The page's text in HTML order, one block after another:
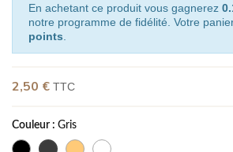
(1 avis)
En achetant ce produit vous gagnerez
notre programme de fidélité. Votre
points
2,50 € TTC
Couleur : Gris